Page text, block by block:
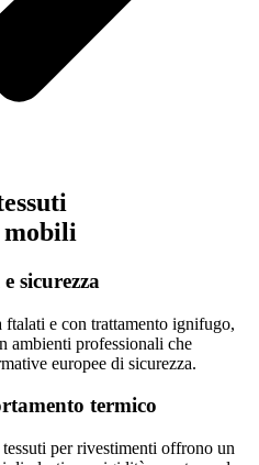
mobili
sicurezza
e con trattamento ignifugo,
ambienti professionali che
europee di sicurezza.
termico
per rivestimenti offrono un